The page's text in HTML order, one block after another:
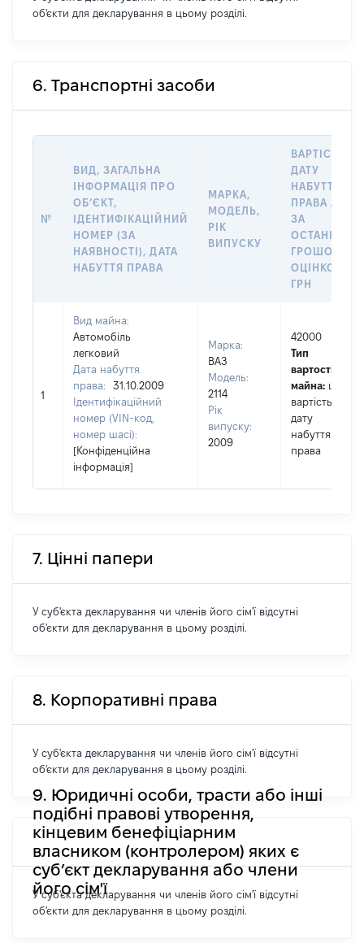
об'єкти для декларування в цьому розділі.
6. Транспортні засоби
№
ВИД, ЗАГАЛЬНА
ІНФОРМАЦІЯ ПРО
ОБʼЄКТ,
ІДЕНТИФІКАЦІЙНИЙ
НОМЕР (ЗА
НАЯВНОСТІ), ДАТА
НАБУТТЯ ПРАВА
МАРКА,
МОДЕЛЬ,
РІК
ВИПУСКУ
ВАРТІСТЬ НА
ДАТУ
НАБУТТЯ
ПРАВА АБО
ЗА
ГРОШОВОЮ
ОЦІНКОЮ,
ГРН
1
Вид майна:
Автомобіль
легковий
Дата набуття
права:
31.10.2009
Ідентифікаційний
номер (VIN-код,
номер шасі):
[Конфіденційна
інформація]
Марка:
ВАЗ
Модель:
2114
Рік
випуску:
2009
42000
Тип
вартості
майна: це
вартість на
дату
набуття
права
7. Цінні папери
У суб'єкта декларування чи членів його сім'ї відсутні
об'єкти для декларування в цьому розділі.
8. Корпоративні права
У суб'єкта декларування чи членів його сім'ї відсутні
об'єкти для декларування в цьому розділі.
9. Юридичні особи, трасти або інші
подібні правові утворення,
кінцевим бенефіціарним
власником (контролером) яких є
суб’єкт декларування або члени
його сім'ї
У суб'єкта декларування чи членів його сім'ї відсутні
об'єкти для декларування в цьому розділі.